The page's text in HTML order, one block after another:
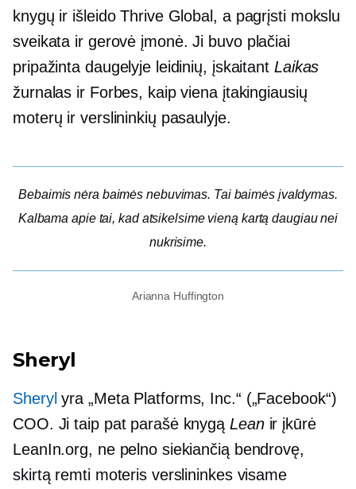
knygų ir išleido Thrive Global, a pagrįsti mokslu
sveikata ir gerovė įmonė. Ji buvo plačiai
pripažinta daugelyje leidinių, įskaitant Laikas
žurnalas ir Forbes, kaip viena įtakingiausių
moterų ir verslininkių pasaulyje.
Bebaimis nėra baimės nebuvimas. Tai baimės įvaldymas.
Kalbama apie tai, kad atsikelsime vieną kartą daugiau nei
nukrisime.
Arianna Huffington
Sheryl
Sheryl yra „Meta Platforms, Inc.“ („Facebook“)
COO. Ji taip pat parašė knygą Leanir įkūrė
LeanIn.org, ne pelno siekiančią bendrovę,
skirtą remti moteris verslininkes visame